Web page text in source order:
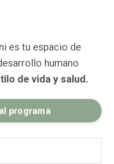
es tu espacio de
humano
de vida y salud.
programa